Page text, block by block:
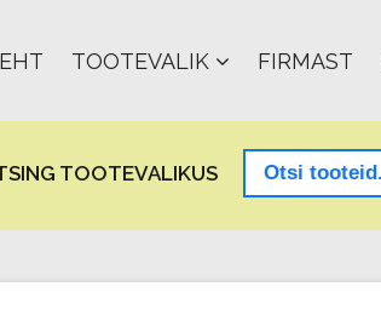
TOOTEVALIK FIRMAST
TOOTEVALIKUS